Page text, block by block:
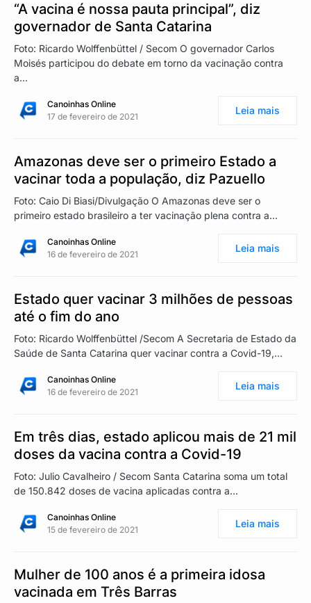
“A vacina é nossa pauta principal”, diz
governador de Santa Catarina
Foto: Ricardo Wolffenbüttel / Secom O governador Carlos
Moisés participou do debate em torno da vacinação contra
a…
Canoinhas Online
17 de fevereiro de 2021
Leia mais
Amazonas deve ser o primeiro Estado a
vacinar toda a população, diz Pazuello
Foto: Caio Di Biasi/Divulgação O Amazonas deve ser o
primeiro estado brasileiro a ter vacinação plena contra a…
Canoinhas Online
16 de fevereiro de 2021
Leia mais
Estado quer vacinar 3 milhões de pessoas
até o fim do ano
Foto: Ricardo Wolffenbüttel /Secom A Secretaria de Estado da
Saúde de Santa Catarina quer vacinar contra a Covid-19,…
Canoinhas Online
16 de fevereiro de 2021
Leia mais
Em três dias, estado aplicou mais de 21 mil
doses da vacina contra a Covid-19
Foto: Julio Cavalheiro / Secom Santa Catarina soma um total
de 150.842 doses de vacina aplicadas contra a…
Canoinhas Online
15 de fevereiro de 2021
Leia mais
Mulher de 100 anos é a primeira idosa
vacinada em Três Barras